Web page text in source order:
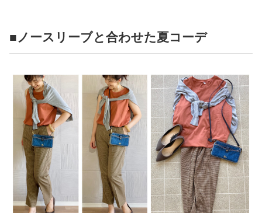
■ノースリーブと合わせた夏コーデ